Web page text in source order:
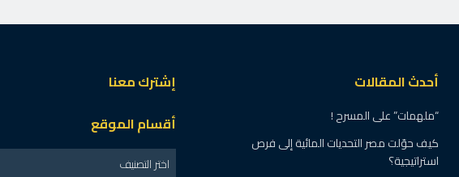
أحدث المقالات
“ملهمات” على المسرح !
كيف حوّلت مصر التحديات المائية إلى فرص
استراتيجية؟
إشترك معنا
أقسام الموقع
اختر التصنيف